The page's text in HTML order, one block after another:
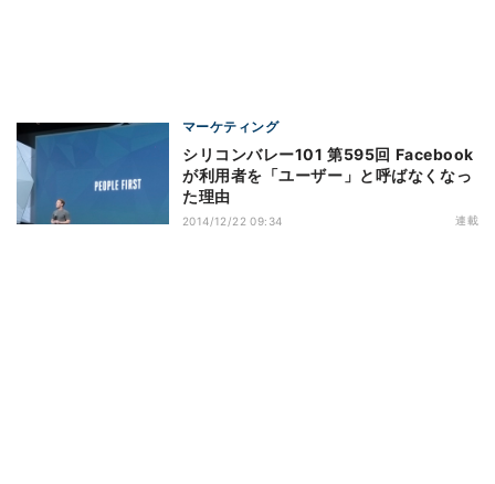
マーケティング
シリコンバレー101 第595回 Facebook
が利用者を「ユーザー」と呼ばなくなっ
た理由
2014/12/22 09:34 連載